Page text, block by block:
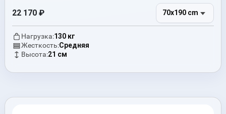
22 170 ₽ 70x190 cm
Нагрузка:130 кг
Жесткость:Средняя
Высота:21 см